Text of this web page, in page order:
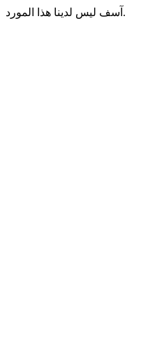
آسف ليس لدينا هذا المورد.